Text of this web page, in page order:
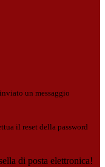
un messaggio
il reset della password
di posta elettronica!